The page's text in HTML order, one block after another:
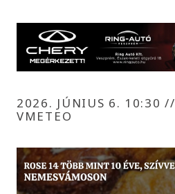
2026. JÚNIUS 6. 10:30//
VMETEO